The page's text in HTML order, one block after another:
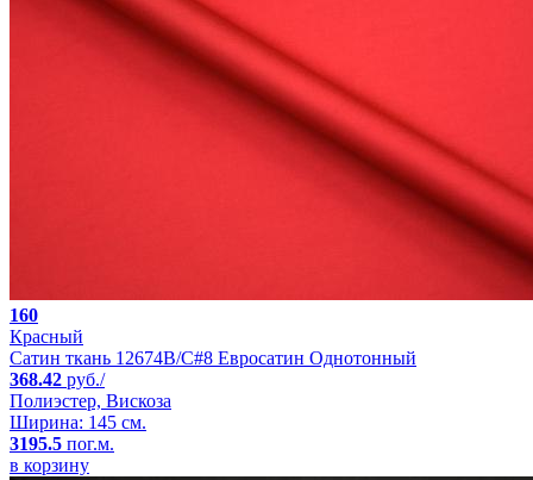
160
Красный
Сатин ткань 12674B/C#8 Евросатин Однотонный
368.42 руб./
Полиэстер, Вискоза
Ширина: 145 см.
3195.5 пог.м.
в корзину